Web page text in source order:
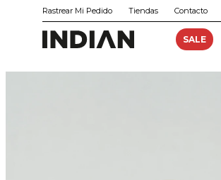
SALE
Rastrear Mi Pedido Tiendas Contacto